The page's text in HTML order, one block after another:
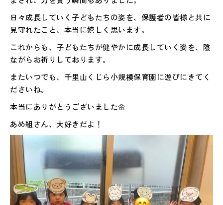
日々成長していく子どもたちの姿を、保護者の皆様と共に
見守れたこと、本当に嬉しく思います。
これからも、子どもたちが健やかに成長していく姿を、陰
ながらお祈りしております。
またいつでも、千里山くじら小規模保育園に遊びにきてく
ださいね。
本当にありがとうございました🌼
あめ組さん、大好きだよ！